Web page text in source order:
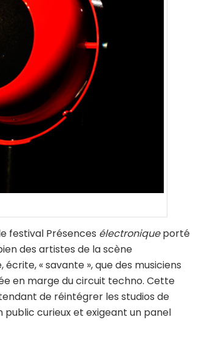
festival Présences électroniqueporté
des artistes de la scène
« savante », que des musiciens
en marge du circuit techno. Cette
de réintégrer les studios de
curieux et exigeant un panel